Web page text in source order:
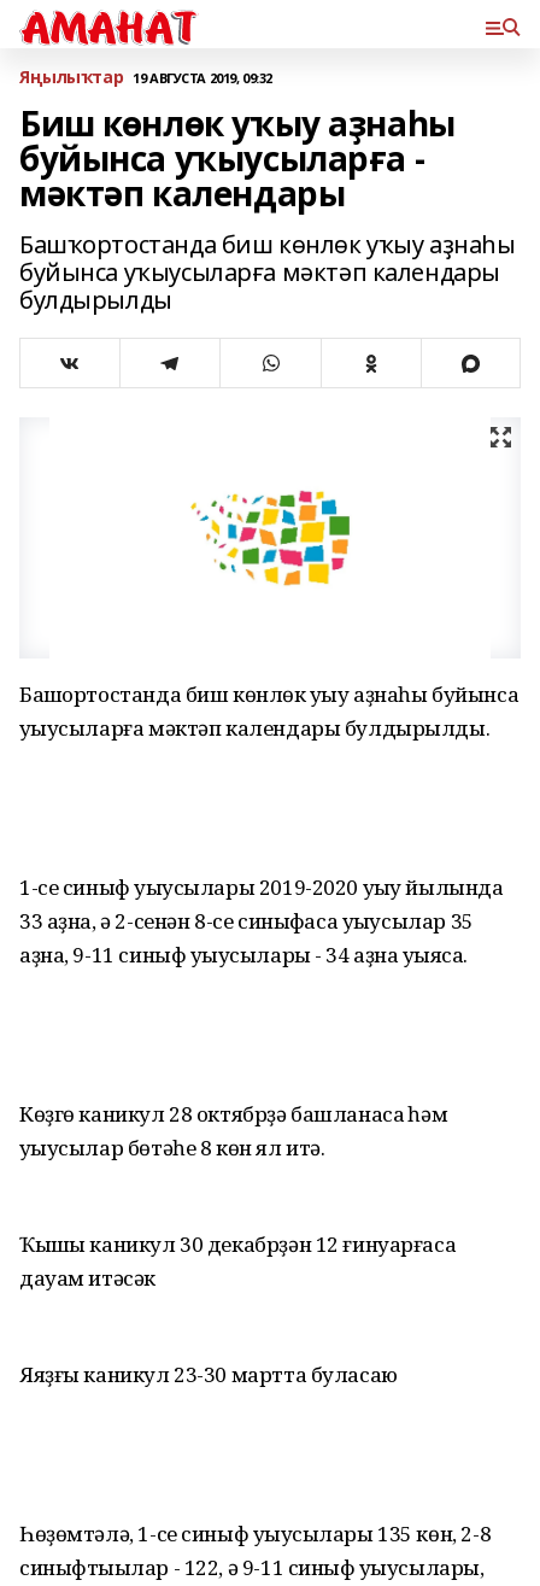
Яңылыҡтар 19 АВГУСТА 2019, 09:32
Биш көнлөк уҡыу аҙнаһы
буйынса уҡыусыларға -
мәктәп календары
Башҡортостанда биш көнлөк уҡыу аҙнаһы
буйынса уҡыусыларға мәктәп календары
булдырылды
Башҡортостанда биш көнлөк уҡыу аҙнаһы буйынса
уҡыусыларға мәктәп календары булдырылды.
1-се синыф уҡыусылары 2019-2020 уҡыу йылында
33 аҙна, ә 2-сенән 8-се синыфҡаса уҡыусылар 35
аҙна, 9-11 синыф уҡыусылары - 34 аҙна уҡыясаҡ.
Көҙгө каникул 28 октябрҙә башланасаҡ һәм
уҡыусылар бөтәһе 8 көн ял итә.
Ҡышҡы каникул 30 декабрҙән 12 ғинуарғаса
дауам итәсәк
Яяҙғы каникул 23-30 мартта буласаҡю
Һөҙөмтәлә, 1-се синыф уҡыусылары 135 көн, 2-8
синыфтыҡылар - 122, ә 9-11 синыф уҡыусылары,